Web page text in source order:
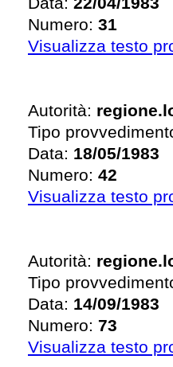
Numero: 31
Visualizza testo
Autorità:
Tipo
Data: 18/05/1983
Numero: 42
Visualizza testo
Autorità:
Tipo
Data: 14/09/1983
Numero: 73
Visualizza testo